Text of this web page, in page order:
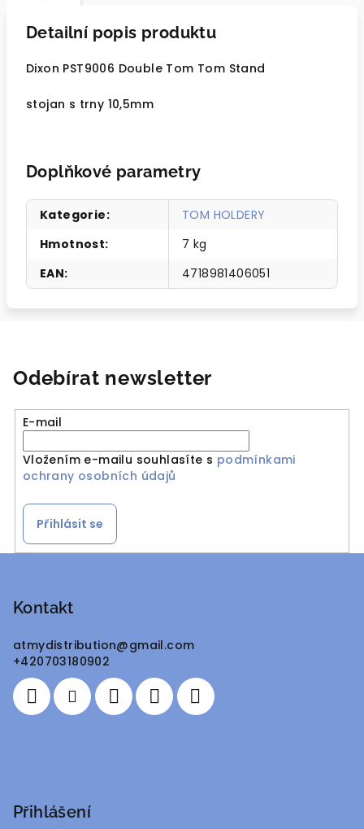
Detailní popis produktu
Dixon PST9006 Double Tom Tom Stand
stojan s trny 10,5mm
Doplňkové parametry
Kategorie:
TOM HOLDERY
Hmotnost:
7 kg
EAN: 4718981406051
Odebírat newsletter
E-mail
Vložením e-mailu souhlasíte s podmínkami
ochrany osobních údajů
Přihlásit se
Kontakt
atmydistribution@gmail.com
+420703180902
Přihlášení